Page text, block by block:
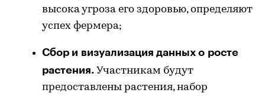
высока угроза его здоровью, определяют
успех фермера;
Сбор и визуализация данных о росте
растения. Участникам будут
предоставлены растения, набор